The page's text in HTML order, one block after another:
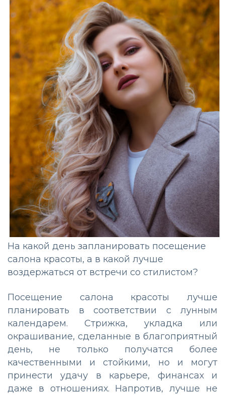
На какой день запланировать посещение
салона красоты, а в какой лучше
воздержаться от встречи со стилистом?
Посещение салона красоты лучше
планировать в соответствии с лунным
календарем. Стрижка, укладка или
окрашивание, сделанные в благоприятный
день, не только получатся более
качественными и стойкими, но и могут
принести удачу в карьере, финансах и
даже в отношениях. Напротив, лучше не